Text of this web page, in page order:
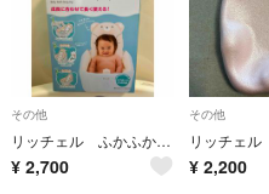
その他
リッチェル ふかふかベビーバス ステップアップ
¥ 2,700
その他
¥ 2,200